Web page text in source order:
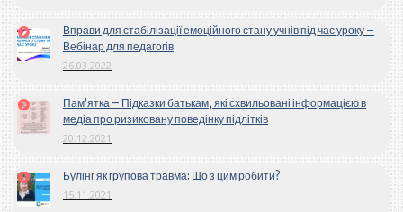
Вправи для стабілізації емоційного стану учнів під час уроку –
Вебінар для педагогів
26.03.2022
Пам’ятка – Підказки батькам, які схвильовані інформацією в
медіа про ризиковану поведінку підлітків
20.12.2021
Булінг як групова травма: Що з цим робити?
15.11.2021